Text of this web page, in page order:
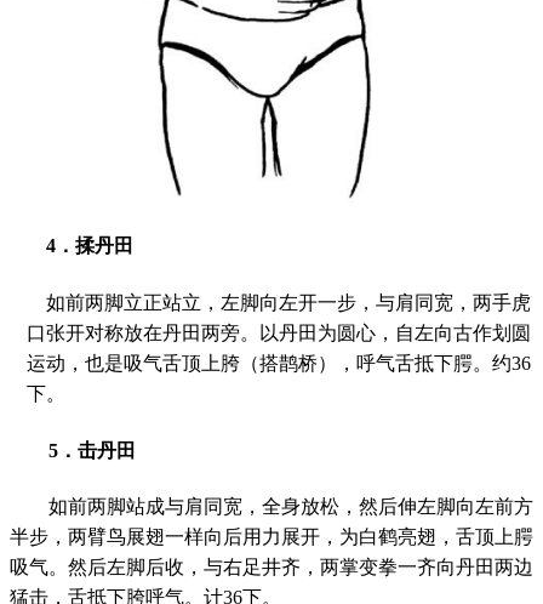
4 ．揉丹田
如前两脚立正站立，左脚向左开一步，与肩同宽，两手虎
口张开对称放在丹田两旁。以丹田为圆心，自左向古作划圆
运动，也是吸气舌顶上胯（搭鹊桥），呼气舌抵下腭。约36
下。
5 ．击丹田
如前两脚站成与肩同宽，全身放松，然后伸左脚向左前方
半步，两臂鸟展翅一样向后用力展开，为白鹤亮翅，舌顶上腭
吸气。然后左脚后收，与右足井齐，两掌变拳一齐向丹田两边
猛击，舌抵下胯呼气。计36下。